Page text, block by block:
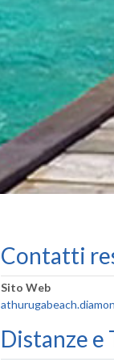
Contatti
Sito Web
Distanze